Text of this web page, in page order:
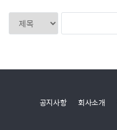
공지사항 회사소개